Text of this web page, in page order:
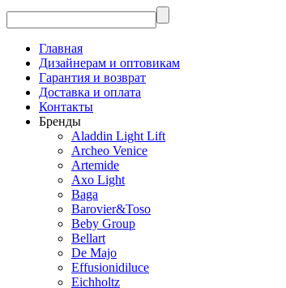
Главная
Дизайнерам и оптовикам
Гарантия и возврат
Доставка и оплата
Контакты
Бренды
Aladdin Light Lift
Archeo Venice
Artemide
Axo Light
Baga
Barovier&Toso
Beby Group
Bellart
De Majo
Effusionidiluce
Eichholtz